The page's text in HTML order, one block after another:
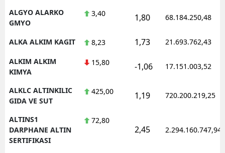
ALGYO ALARKO
GMYO
3,40 1,80 68.184.250,48
ALKA ALKIM KAGIT 8,23 1,73 21.693.762,43
ALKIM ALKIM
KIMYA
15,80 -1,06 17.151.003,52
ALKLC ALTINKILIC
GIDA VE SUT
425,00 1,19 720.200.219,25
ALTINS1
DARPHANE ALTIN
SERTIFIKASI
72,80
2,45 2.294.160.747,94